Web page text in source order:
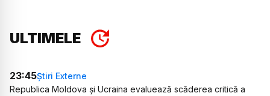
ULTIMELE
23:45Știri Externe
Republica Moldova și Ucraina evaluează scăderea critică a